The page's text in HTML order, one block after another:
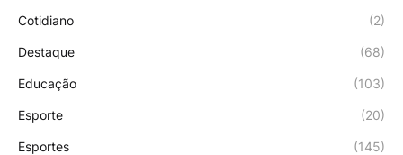
Cotidiano (2)
Destaque (68)
Educação (103)
Esporte (20)
Esportes (145)